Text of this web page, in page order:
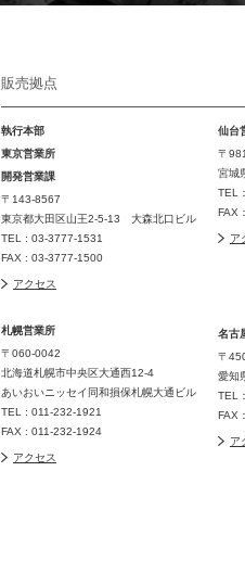
販売拠点
執行本部
東京営業所
開発営業課
〒143-8567
東京都大田区山王2-5-13 大森北口ビル
TEL : 03-3777-1531
FAX : 03-3777-1500
アクセス
札幌営業所
〒060-0042
北海道札幌市中央区大通西12-4
あいおいニッセイ同和損保札幌大通ビル
TEL : 011-232-1921
FAX : 011-232-1924
アクセス
仙台
〒
宮城
TEL
FAX
ア
名古
〒
愛知
TEL
FAX
ア